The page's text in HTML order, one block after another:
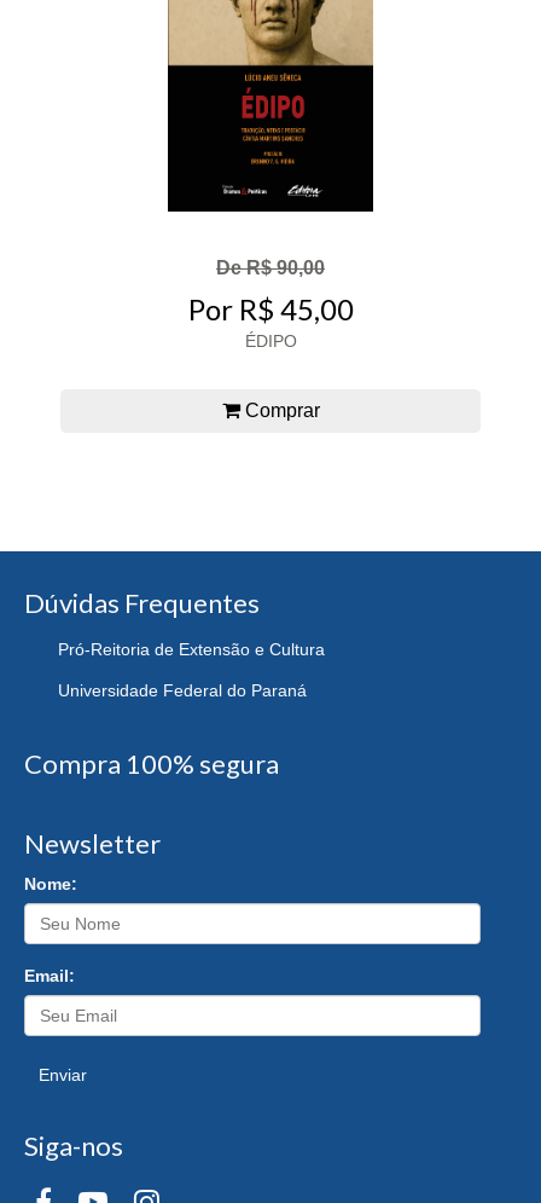
De R$ 90,00
Por R$ 45,00
ÉDIPO
Comprar
Dúvidas Frequentes
Pró-Reitoria de Extensão e Cultura
Universidade Federal do Paraná
Compra 100% segura
Newsletter
Nome:
Email:
Enviar
Siga-nos